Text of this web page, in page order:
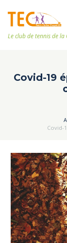
Le club de tennis de la
Covid-19
Covid-